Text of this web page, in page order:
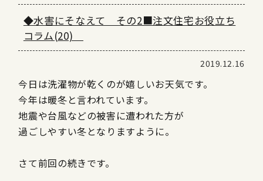
◆水害にそなえて その2■注文住宅お役立ち
コラム(20)
2019.12.16
今日は洗濯物が乾くのが嬉しいお天気です。
今年は暖冬と言われています。
地震や台風などの被害に遭われた方が
過ごしやすい冬となりますように。
さて前回の続きです。